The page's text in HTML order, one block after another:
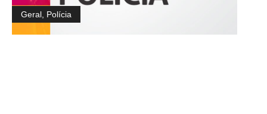
Geral Polícia